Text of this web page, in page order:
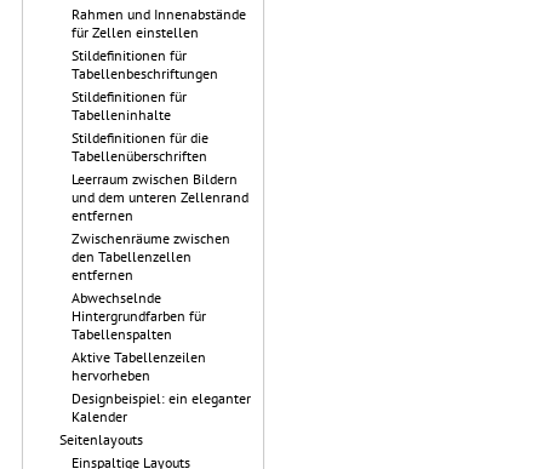
Rahmen und Innenabstände
für Zellen einstellen
Stildefinitionen für
Tabellenbeschriftungen
Stildefinitionen für
Tabelleninhalte
Stildefinitionen für die
Tabellenüberschriften
Leerraum zwischen Bildern
und dem unteren Zellenrand
entfernen
Zwischenräume zwischen
den Tabellenzellen
entfernen
Abwechselnde
Hintergrundfarben für
Tabellenspalten
Aktive Tabellenzeilen
hervorheben
Designbeispiel: ein eleganter
Kalender
Seitenlayouts
Einspaltige Layouts